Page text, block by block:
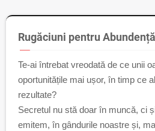
Rugăciuni pentru Abundență
Te-ai întrebat vreodată de ce unii
oportunitățile mai ușor, în timp ce
rezultate?
Secretul nu stă doar în muncă, ci
emitem, în gândurile noastre și,